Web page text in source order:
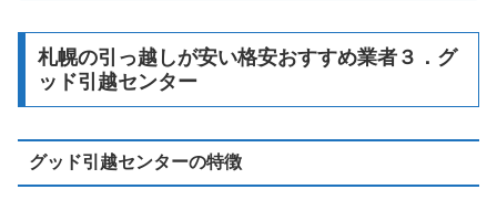
札幌の引っ越しが安い格安おすすめ業者３．グ
ッド引越センター
グッド引越センターの特徴